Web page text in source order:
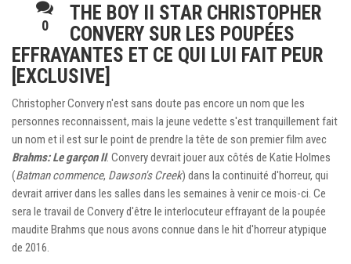
0
THE BOY II STAR CHRISTOPHER
CONVERY SUR LES POUPÉES
EFFRAYANTES ET CE QUI LUI FAIT PEUR
[EXCLUSIVE]
Christopher Convery n'est sans doute pas encore un nom que les
personnes reconnaissent, mais la jeune vedette s'est tranquillement fait
un nom et il est sur le point de prendre la tête de son premier film avec
Brahms:Le garçonII. Convery devrait jouer aux côtés de Katie Holmes
(Batman commence, Dawson's Creek) dans la continuité d'horreur, qui
devrait arriver dans les salles dans les semaines à venir ce mois-ci. Ce
sera le travail de Convery d'être le interlocuteur effrayant de la poupée
maudite Brahms que nous avons connue dans le hit d'horreur atypique
de 2016.